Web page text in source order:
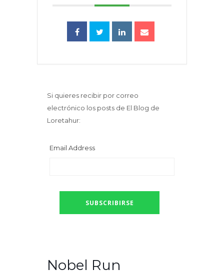
Si quieres recibir por correo
electrónico los posts de El Blog de
Loretahur:
Email Address
Nobel Run